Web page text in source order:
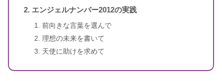
出版年 2007年1月
エンジェルナンバー2012の実践
前向きな言葉を選んで
理想の未来を書いて
天使に助けを求めて